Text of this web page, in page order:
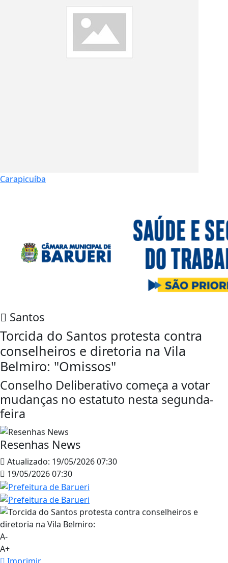
Carapicuíba
Santos
Torcida do Santos protesta contra
conselheiros e diretoria na Vila
Belmiro: "Omissos"
Conselho Deliberativo começa a votar
mudanças no estatuto nesta segunda-
feira
Resenhas News
Atualizado: 19/05/2026 07:30
19/05/2026 07:30
A-
A+